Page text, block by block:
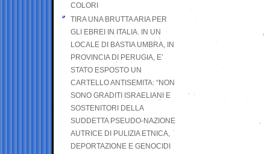
COLORI
TIRA UNA BRUTTA ARIA PER
GLI EBREI IN ITALIA. IN UN
LOCALE DI BASTIA UMBRA, IN
PROVINCIA DI PERUGIA, E’
STATO ESPOSTO UN
CARTELLO ANTISEMITA: “NON
SONO GRADITI ISRAELIANI E
SOSTENITORI DELLA
SUDDETTA PSEUDO-NAZIONE
AUTRICE DI PULIZIA ETNICA,
DEPORTAZIONE E GENOCIDI